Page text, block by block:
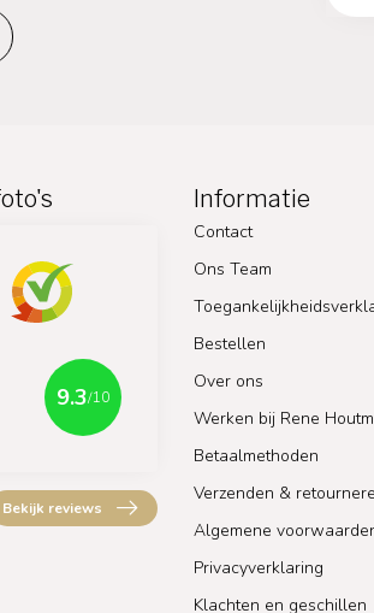
9.3/10
Bekijk reviews
Informatie
Contact
Ons Team
Bestellen
Over ons
Werken bij Rene
Betaalmethoden
Verzenden &
Algemene
Privacyverklaring
Klachten en geschillen